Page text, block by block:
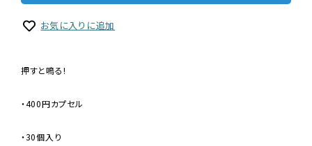
お気に入りに追加
押すと鳴る!
・400円カプセル
・30個入り